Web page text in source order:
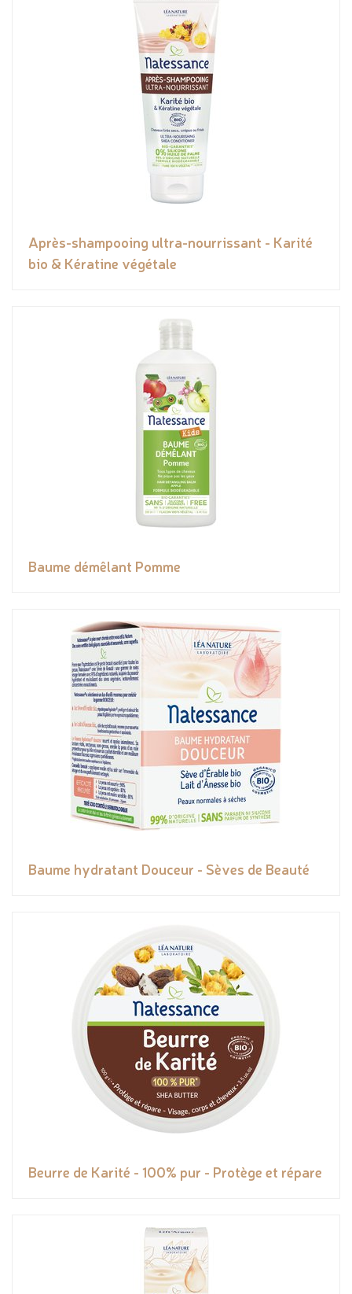
Après-shampooing ultra-nourrissant - Karité
bio & Kératine végétale
Baume démêlant Pomme
Baume hydratant Douceur - Sèves de Beauté
Beurre de Karité - 100% pur - Protège et répare